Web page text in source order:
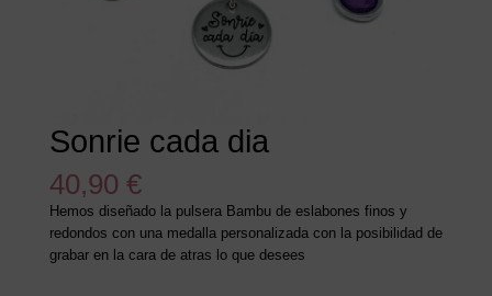
Sonrie cada dia
40,90 €
Hemos diseñado la pulsera Bambu de eslabones finos y
redondos con una medalla personalizada con la posibilidad de
grabar en la cara de atras lo que desees